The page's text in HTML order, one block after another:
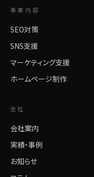
事業内容
SEO対策
SNS支援
マーケティング支援
ホームページ制作
会社
会社案内
実績・事例
お知らせ